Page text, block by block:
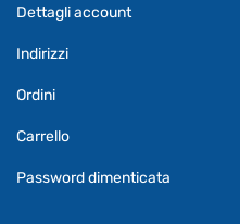
Dettagli account
Indirizzi
Ordini
Carrello
Password dimenticata